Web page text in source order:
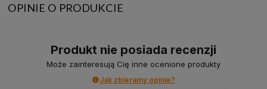
OPINIE O PRODUKCIE
Produkt nie posiada recenzji
Może zainteresują Cię inne ocenione produkty
Jak zbieramy opinie?